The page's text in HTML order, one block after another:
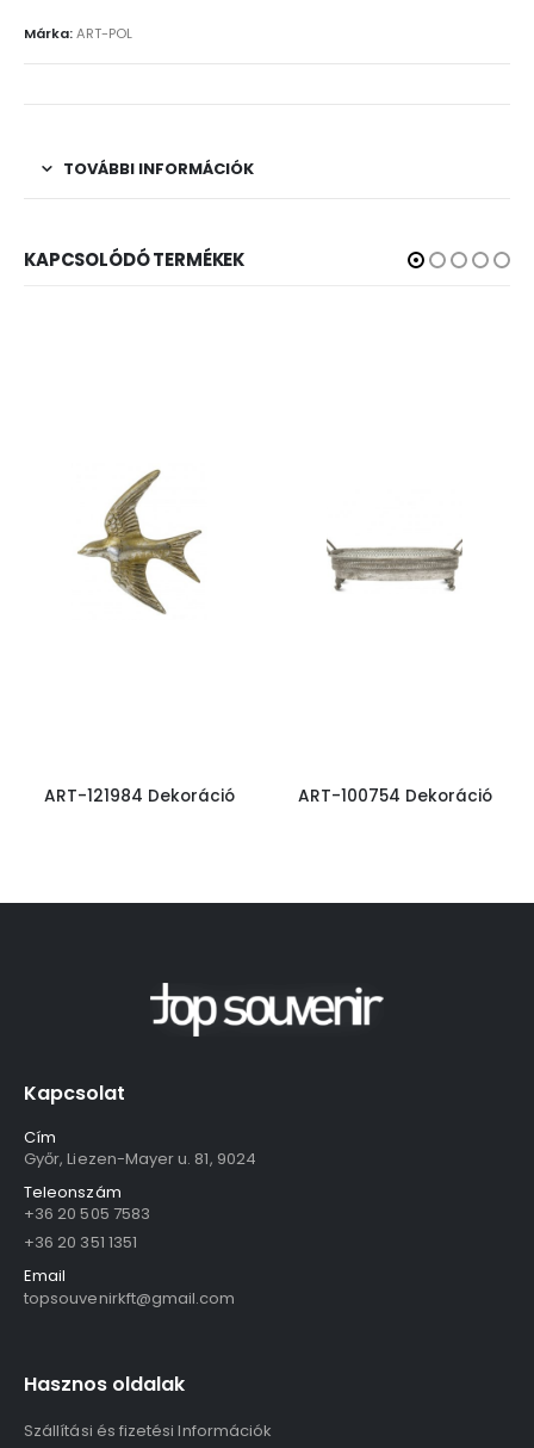
Márka:ART-POL
TOVÁBBI INFORMÁCIÓK
KAPCSOLÓDÓ TERMÉKEK
ART-121984 Dekoráció ART-100754 Dekoráció
Kapcsolat
Cím
Győr, Liezen-Mayer u. 81, 9024
Teleonszám
+36 20 505 7583
+36 20 351 1351
Email
topsouvenirkft@gmail.com
Hasznos oldalak
Szállítási és fizetési Információk